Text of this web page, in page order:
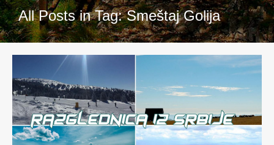
All Posts in Tag: Smeštaj Golija